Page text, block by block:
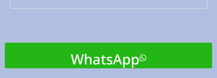
WhatsApp